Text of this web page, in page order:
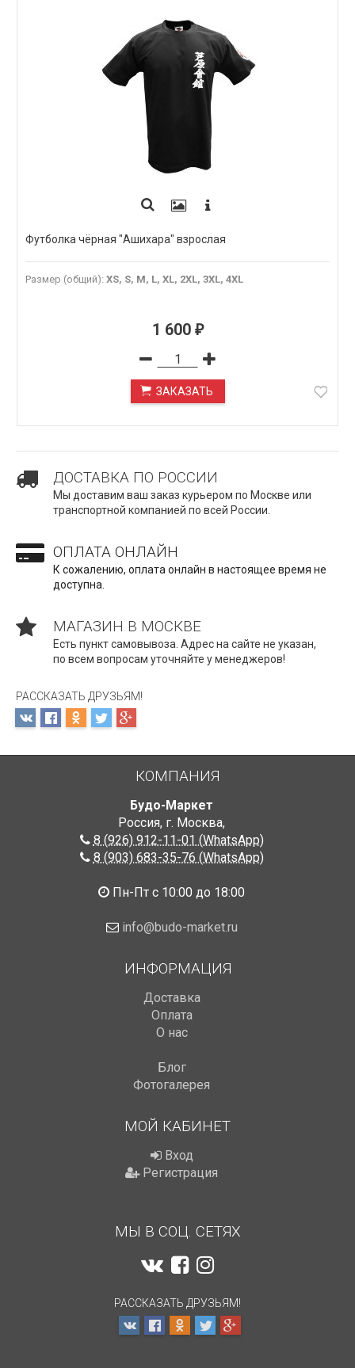
Футболка чёрная "Ашихара" взрослая
Размер (общий): XS, S, M, L, XL, 2XL, 3XL, 4XL
1 600 ₽
ЗАКАЗАТЬ
ДОСТАВКА ПО РОССИИ
Мы доставим ваш заказ курьером по Москве или
транспортной компанией по всей России.
ОПЛАТА ОНЛАЙН
К сожалению, оплата онлайн в настоящее время не
доступна.
МАГАЗИН В МОСКВЕ
Есть пункт самовывоза. Адрес на сайте не указан,
по всем вопросам уточняйте у менеджеров!
РАССКАЗАТЬ ДРУЗЬЯМ!
КОМПАНИЯ
Будо-Маркет
Россия, г. Москва,
8 (926) 912-11-01 (WhatsApp)
8 (903) 683-35-76 (WhatsApp)
Пн-Пт с 10:00 до 18:00
info@budo-market.ru
ИНФОРМАЦИЯ
Доставка
Оплата
О нас
Блог
Фотогалерея
МОЙ КАБИНЕТ
Вход
Регистрация
МЫ В СОЦ. СЕТЯХ
РАССКАЗАТЬ ДРУЗЬЯМ!